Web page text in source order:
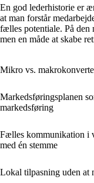
En god lederhistorie er
at man forstår
fælles potentiale. På
men en måde at skabe
Mikro vs.
Markedsføringsplanen
markedsføring
Fælles kommunikation i
med én stemme
Lokal tilpasning uden at